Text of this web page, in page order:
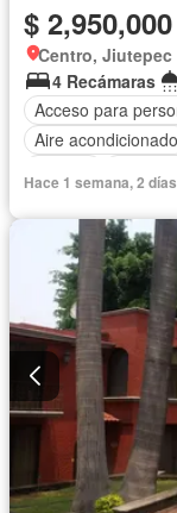
$
Centro, Jiutepec
4 Recámaras
Acceso para
Aire acondicionado
Estacionamiento
Azotea
Zonas verdes
Hace 1 semana, 2